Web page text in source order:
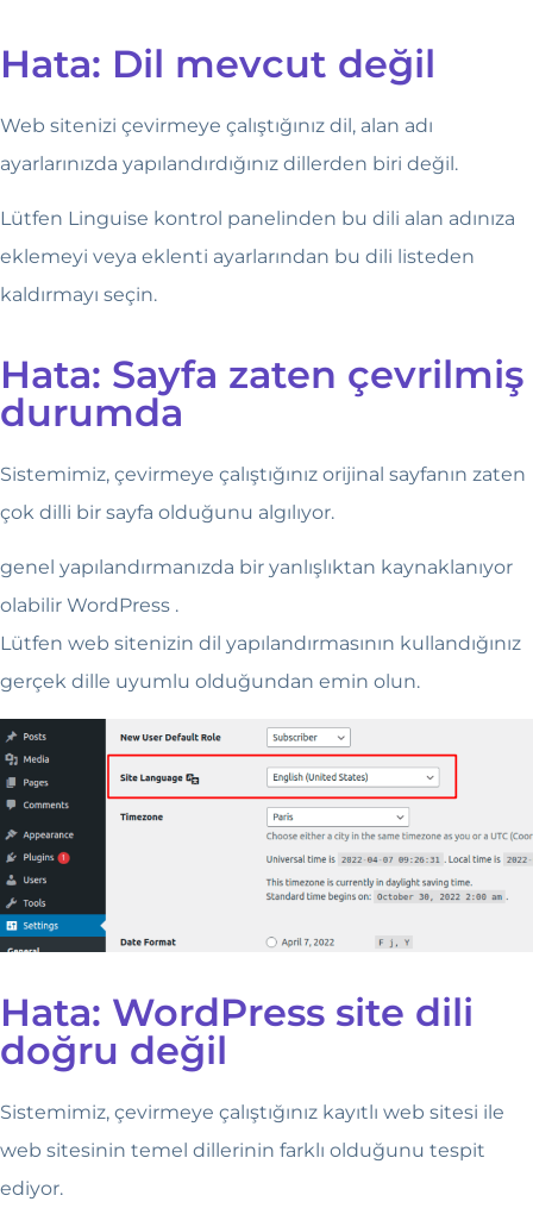
Hata: Dil mevcut değil
Web sitenizi çevirmeye çalıştığınız dil, alan adı
ayarlarınızda yapılandırdığınız dillerden biri değil.
Lütfen Linguise kontrol panelinden bu dili alan adınıza
eklemeyi veya eklenti ayarlarından bu dili listeden
kaldırmayı seçin.
Hata: Sayfa zaten çevrilmiş
durumda
Sistemimiz, çevirmeye çalıştığınız orijinal sayfanın zaten
çok dilli bir sayfa olduğunu algılıyor.
genel yapılandırmanızda bir yanlışlıktan kaynaklanıyor
olabilir WordPress .
Lütfen web sitenizin dil yapılandırmasının kullandığınız
gerçek dille uyumlu olduğundan emin olun.
Hata: WordPress site dili
doğru değil
Sistemimiz, çevirmeye çalıştığınız kayıtlı web sitesi ile
web sitesinin temel dillerinin farklı olduğunu tespit
ediyor.